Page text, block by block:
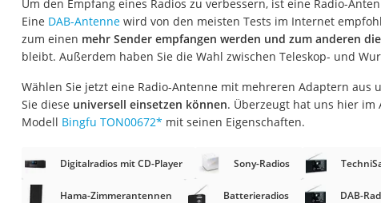
Diascanner
Laser-
Powerline-Adapter
Powerstation mit
Gaming-PC
17-Zoll-Laptop
Satellitenschüssel
Um den Empfang eines Radios zu verbessern, ist eine Radio-
Eine DAB-Antennewird von den meisten Tests im Internet
zum einen mehr Sender empfangen werden und zum anderen
bleibt. Außerdem haben Sie die Wahl zwischen Teleskop- und
Wählen Sie jetzt eine Radio-Antenne mit mehreren Adaptern aus
Sie diese universell einsetzen können. Überzeugt hat uns hier im
Modell Bingfu TON00672* mit seinen Eigenschaften.
Digitalradios mit CD-Player Sony-Radios
Hama-Zimmerantennen Batterieradios DAB-